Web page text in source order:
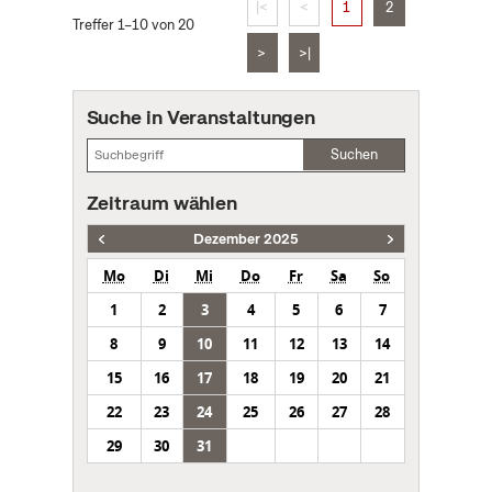
Treffer 1–10 von 20
|< < 1 2
> >|
Suche in Veranstaltungen
Suchen
Zeitraum wählen
Dezember 2025
Mo Di Mi Do Fr Sa
So
1
2 3 4 5 6
7
8
9 10 11 12 13
14
15
16 17 18 19 20
21
22
23 24 25 26 27
28
29
30 31